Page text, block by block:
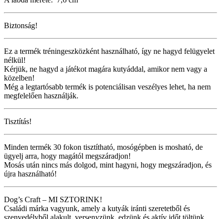
Biztonság!
Ez a termék tréningeszközként használható, így ne hagyd felügyelet
nélkül!
Kérjük, ne hagyd a játékot magára kutyáddal, amikor nem vagy a
közelben!
Még a legtartósabb termék is potenciálisan veszélyes lehet, ha nem
megfelelően használják.
Tisztítás!
Minden termék 30 fokon tisztítható, mosógépben is mosható, de
ügyelj arra, hogy magától megszáradjon!
Mosás után nincs más dolgod, mint hagyni, hogy megszáradjon, és
újra használható!
Dog’s Craft – MI SZTORINK!
Családi márka vagyunk, amely a kutyák iránti szeretetből és